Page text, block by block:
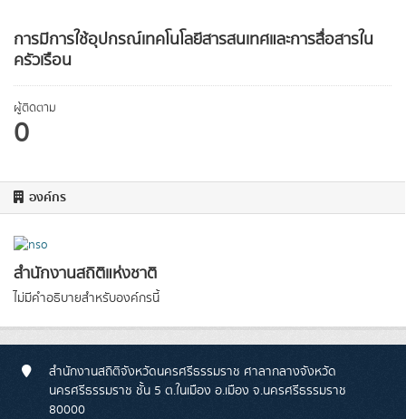
การมีการใช้อุปกรณ์เทคโนโลยีสารสนเทศและการสื่อสารใน
ครัวเรือน
ผู้ติดตาม
0
องค์กร
สำนักงานสถิติแห่งชาติ
ไม่มีคำอธิบายสำหรับองค์กรนี้
สำนักงานสถิติจังหวัดนครศรีธรรมราช ศาลากลางจังหวัด
นครศรีธรรมราช ชั้น 5 ต.ในเมือง อ.เมือง จ.นครศรีธรรมราช
80000